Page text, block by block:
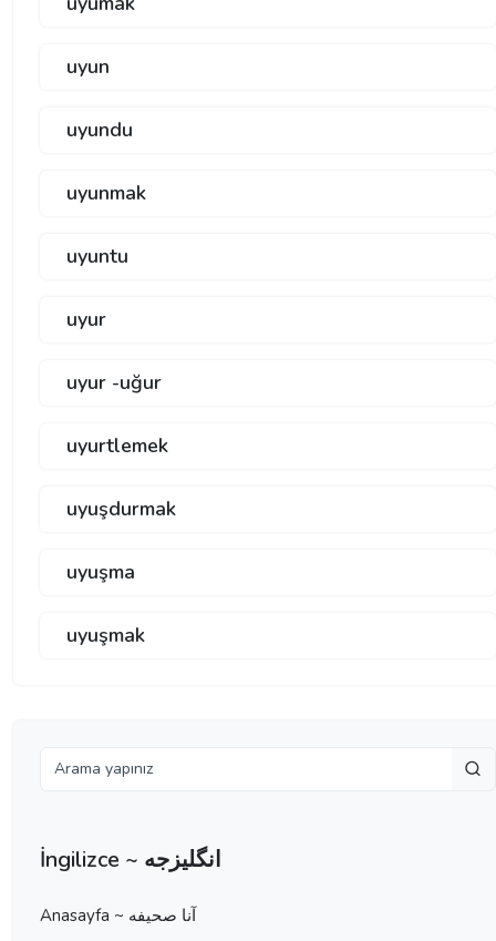
uyun
uyundu
uyunmak
uyuntu
uyur
uyur -uğur
uyurtlemek
uyuşdurmak
uyuşma
uyuşmak
İngilizce ~ انگلیزجه
Anasayfa ~ آنا صحيفه